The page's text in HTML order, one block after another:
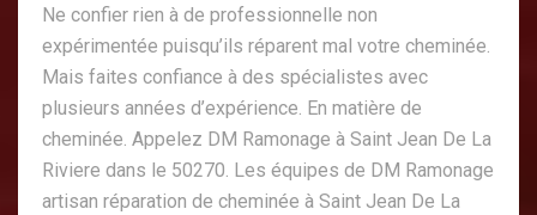
Ne confier rien à de professionnelle non
expérimentée puisqu’ils réparent mal votre cheminée.
Mais faites confiance à des spécialistes avec
plusieurs années d’expérience. En matière de
cheminée. Appelez DM Ramonage à Saint Jean De La
Riviere dans le 50270. Les équipes de DM Ramonage
artisan réparation de cheminée à Saint Jean De La